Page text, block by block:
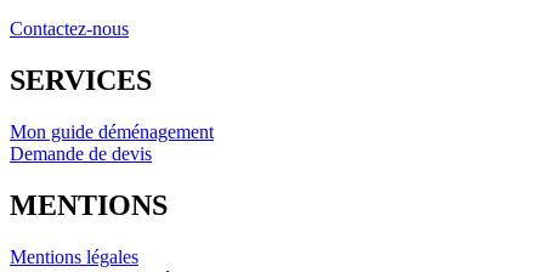
Contactez-nous
SERVICES
Mon guide déménagement
Demande de devis
MENTIONS
Mentions légales